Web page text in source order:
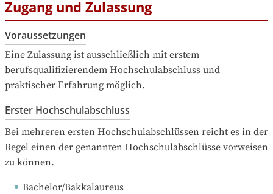
Zugang und Zulassung
Voraussetzungen
Eine Zulassung ist ausschließlich mit erstem
berufsqualifizierendem Hochschulabschluss und
praktischer Erfahrung möglich.
Erster Hochschulabschluss
Bei mehreren ersten Hochschulabschlüssen reicht es in der
Regel einen der genannten Hochschulabschlüsse vorweisen
zu können.
Bachelor/Bakkalaureus